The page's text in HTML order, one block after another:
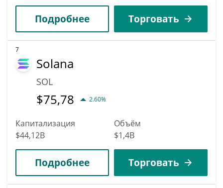
Подробнее Торговать
7
Solana
SOL
$75,78 2.60%
Капитализация
$44,12B
Объём
$1,4B
Подробнее Торговать